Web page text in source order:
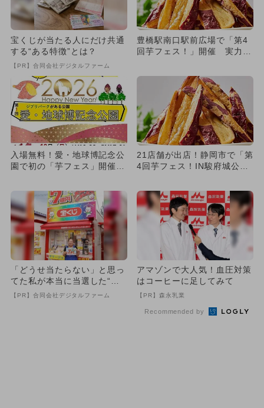
宝くじが当たる人にだけ共通
する“ある特徴”とは？
【PR】合同会社デジタルファーム
豊橋駅南口駅前広場で「第4
回芋フェス！」開催 実力店
入場無料！愛・地球博記念公
園で初の「芋フェス」開催
21店舗が出店！静岡市で「第
4回芋フェス！IN駿府城公
「どうせ当たらない」と思っ
てた私が本当に当選した“買
い方”がこれ
【PR】合同会社デジタルファーム
アマゾンで大人気！血圧対策
はコーヒーに足してみて
【PR】森永乳業
Recommended by